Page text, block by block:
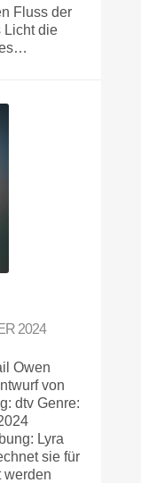
Fluss der
Licht die
2024
Owen
von
dtv Genre:
Lyra
sie für
werden